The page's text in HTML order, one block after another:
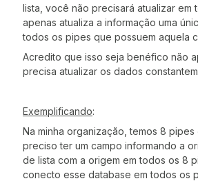
lista, você não precisará atualizar
apenas atualiza a informação uma
todos os pipes que possuem aquela
Acredito que isso seja benéfico não
precisa atualizar os dados
Exemplificando:
Na minha organização, temos 8
preciso ter um campo informando a
de lista com a origem em todos os 8
conecto esse database em todos os